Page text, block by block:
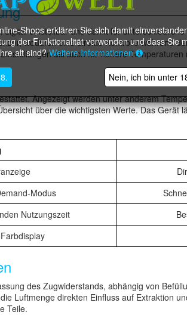
Shops erklären Sie sich damit
der Funktionalität verwenden und dass Sie
alt sind?Weitere Informationen
Nein, ich bin unter
digital einstellbar und damit für
wodurch eine direkte Kontrolle während
als auch für höhere Temperaturen
Angezeigt werden unter anderem
über die wichtigsten Werte. Das Gerät
Modus
Nutzungszeit
des Zugwiderstands, abhängig von
Luftmenge direkten Einfluss auf Extraktion
Teile.